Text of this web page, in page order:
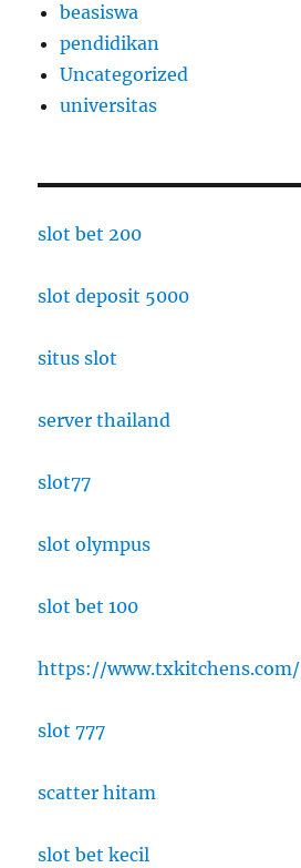
beasiswa
pendidikan
Uncategorized
universitas
slot bet 200
slot deposit 5000
situs slot
server thailand
slot77
slot olympus
slot bet 100
https://www.txkitchens.com/
slot 777
scatter hitam
slot bet kecil